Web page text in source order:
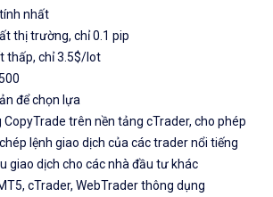
nhất
thị trường, chỉ 0.1 pip
thấp, chỉ 3.5$/lot
để chọn lựa
CopyTrade trên nền tảng cTrader, cho phép
lệnh giao dịch của các trader nổi tiếng
giao dịch cho các nhà đầu tư khác
cTrader, WebTrader thông dụng